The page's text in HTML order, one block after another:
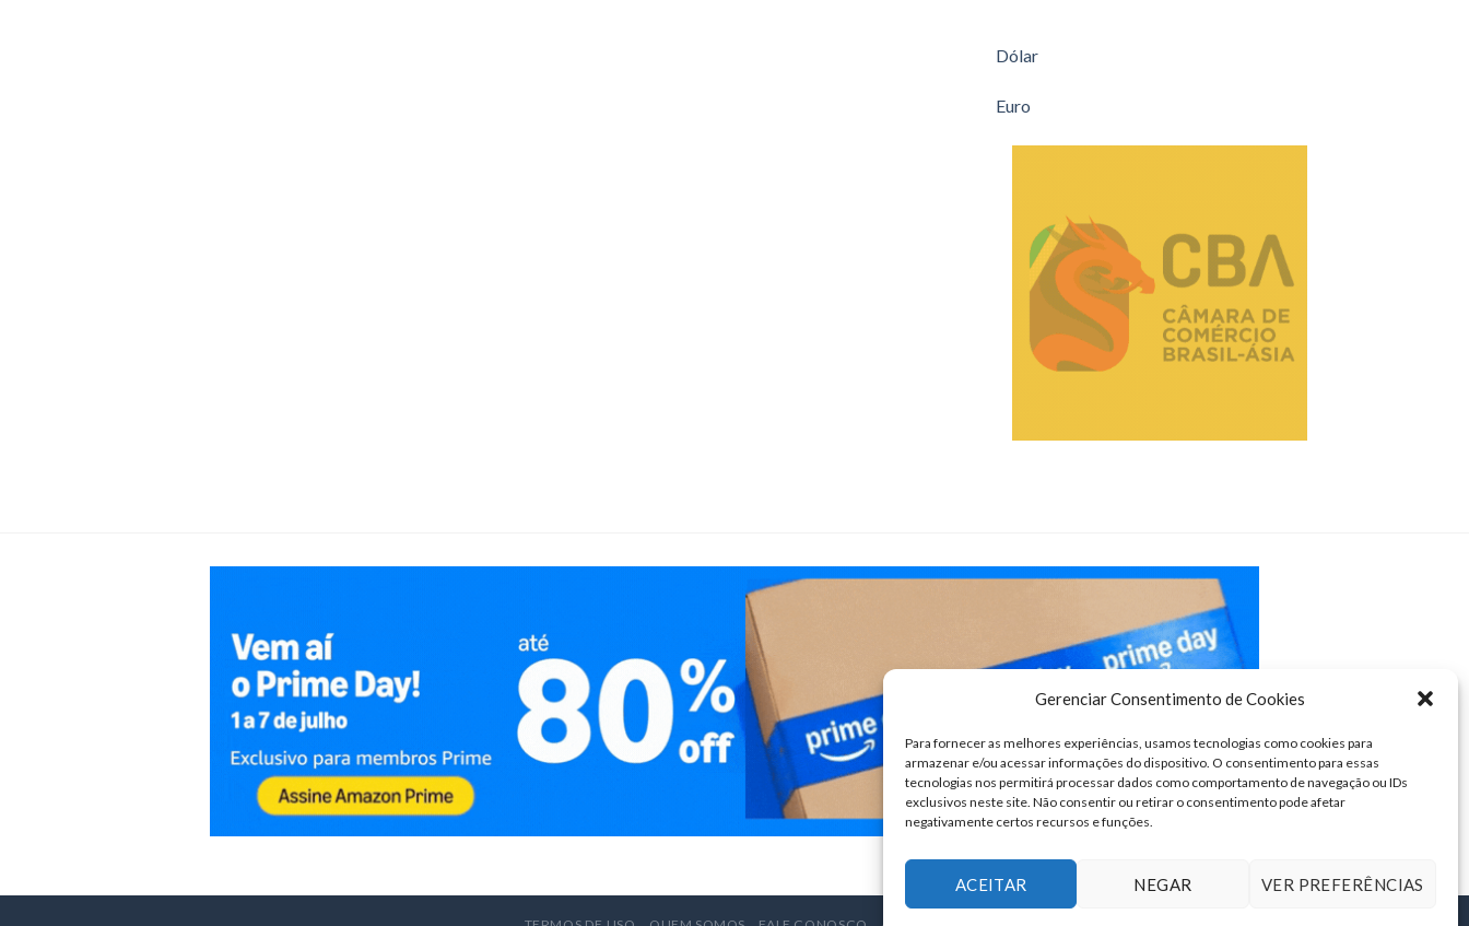
Gerenciar Consentimento de Cookies
Para fornecer as melhores experiências, usamos tecnologias como cookies para
armazenar e/ou acessar informações do dispositivo. O consentimento para essas
tecnologias nos permitirá processar dados como comportamento de navegação ou IDs
exclusivos neste site. Não consentir ou retirar o consentimento pode afetar
negativamente certos recursos e funções.
ACEITAR NEGAR VER PREFERÊNCIAS
Dólar
Euro